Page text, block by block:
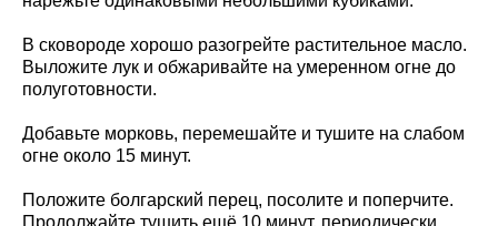
В сковороде хорошо разогрейте растительное масло.
Выложите лук и обжаривайте на умеренном огне до
полуготовности.
Добавьте морковь, перемешайте и тушите на слабом
огне около 15 минут.
Положите болгарский перец, посолите и поперчите.
Продолжайте тушить ещё 10 минут, периодически